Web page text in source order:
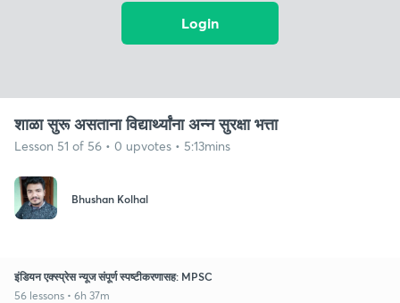
Login
शाळा सुरू असताना विद्यार्थ्यांना अन्न सुरक्षा भत्ता
Lesson 51 of 56 • 0 upvotes • 5:13mins
Bhushan Kolhal
इंडियन एक्स्प्रेस न्यूज संपूर्ण स्पष्टीकरणासह: MPSC
56 lessons • 6h 37m